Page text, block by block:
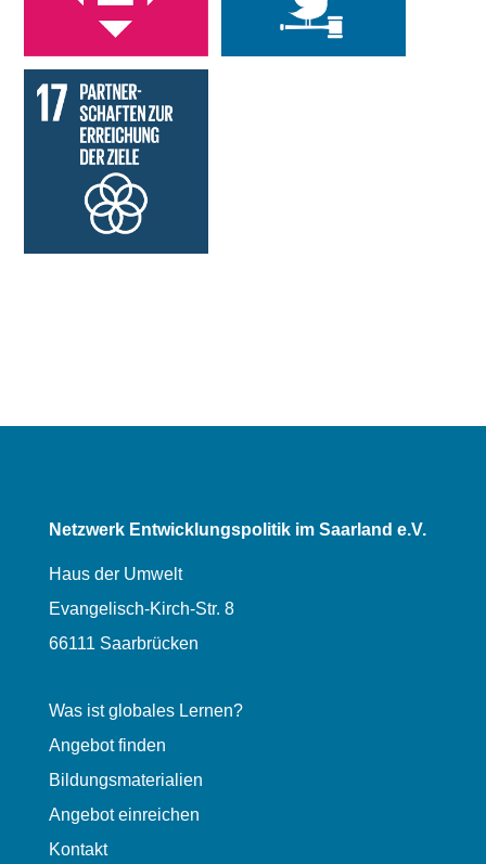
Netzwerk Entwicklungspolitik im Saarland e.V.
Haus der Umwelt
Evangelisch-Kirch-Str. 8
66111 Saarbrücken
Was ist globales Lernen?
Angebot finden
Bildungsmaterialien
Angebot einreichen
Kontakt